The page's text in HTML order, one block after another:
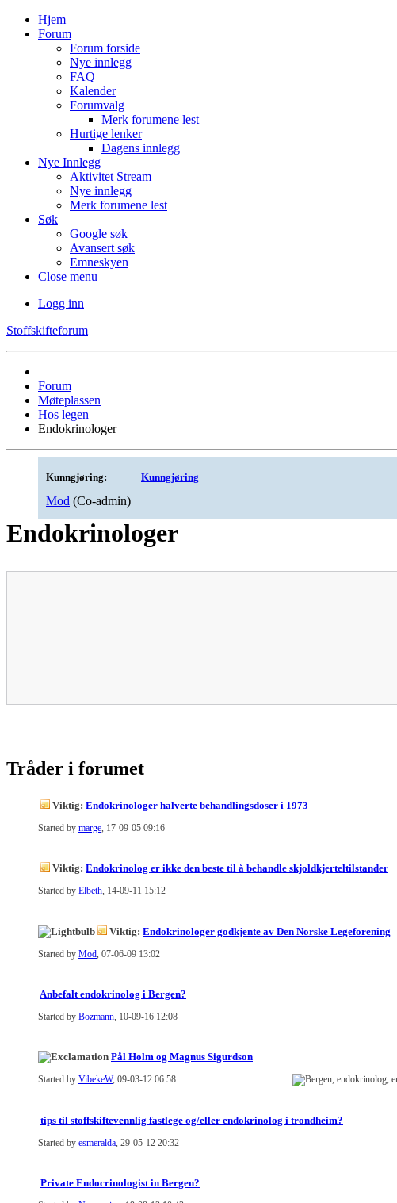
Hjem
Forum
Forum forside
Nye innlegg
FAQ
Kalender
Forumvalg
Merk forumene lest
Hurtige lenker
Dagens innlegg
Nye Innlegg
Aktivitet Stream
Nye innlegg
Merk forumene lest
Søk
Google søk
Avansert søk
Emneskyen
Close menu
Logg inn
Stoffskifteforum
Forum
Møteplassen
Hos legen
Endokrinologer
Kunngjøring: Kunngjøring
Mod (Co-admin)
Endokrinologer
Tråder i forumet
Viktig: Endokrinologer halverte behandlingsdoser i 1973
Started by marge , 17-09-05 09:16
Viktig: Endokrinolog er ikke den beste til å behandle skjoldkjerteltilstander
Started by Elbeth, 14-09-11 15:12
Viktig: Endokrinologer godkjente av Den Norske Legeforening
Started by Mod , 07-06-09 13:02
Anbefalt endokrinolog i Bergen?
Started by Bozmann, 10-09-16 12:08
Pål Holm og Magnus Sigurdson
Started by VibekeW, 09-03-12 06:58
tips til stoffskiftevennlig fastlege og/eller endokrinolog i trondheim?
Started by esmeralda, 29-05-12 20:32
Private Endocrinologist in Bergen?